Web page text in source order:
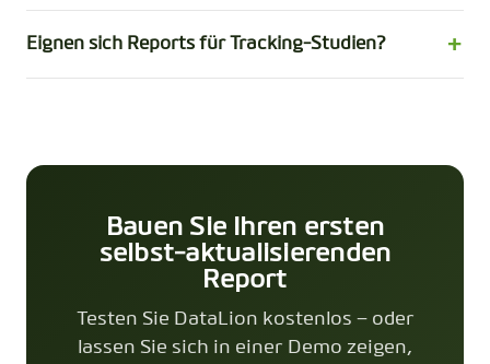
Eignen sich Reports für Tracking-Studien?
Bauen Sie Ihren ersten
selbst-aktualisierenden
Report
Testen Sie DataLion kostenlos – oder
lassen Sie sich in einer Demo zeigen,